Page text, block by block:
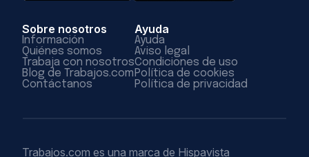
Sobre nosotros
Información
Quiénes somos
Trabaja con nosotros
Blog de Trabajos.com
Contáctanos
Ayuda
Ayuda
Aviso legal
Condiciones de uso
Política de cookies
Política de privacidad
Trabajos.com es una marca de Hispavista